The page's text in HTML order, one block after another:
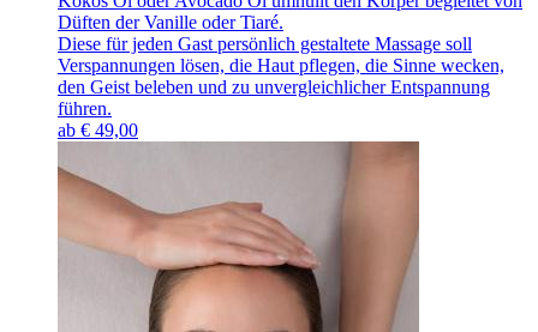
Düften der Vanille oder Tiaré.
Diese für jeden Gast persönlich gestaltete Massage soll
Verspannungen lösen, die Haut pflegen, die Sinne wecken,
den Geist beleben und zu unvergleichlicher Entspannung
führen.
ab € 49,00